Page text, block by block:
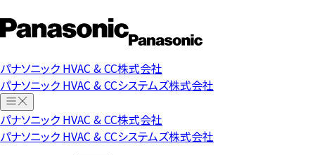
パナソニック HVAC & CC株式会社
パナソニック HVAC & CCシステムズ株式会社
パナソニック HVAC & CC株式会社
パナソニック HVAC & CCシステムズ株式会社